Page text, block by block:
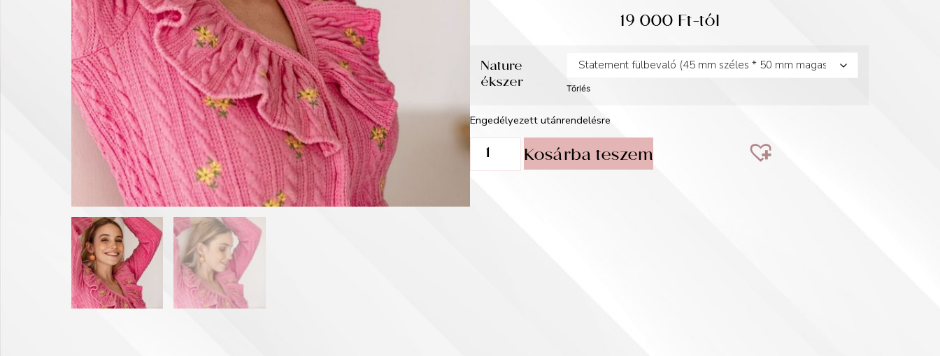
19 000Ft-tól
Nature
ékszer Törlés
Engedélyezett utánrendelésre
Kosárba teszem